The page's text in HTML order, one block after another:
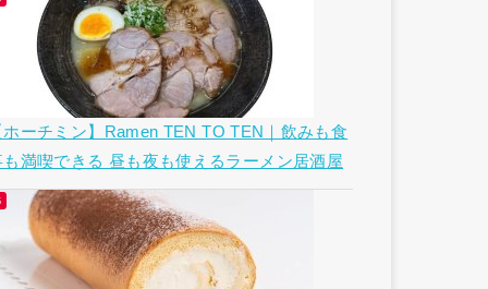
ホーチミン】Ramen TEN TO TEN｜飲みも食
も満喫できる 昼も夜も使えるラーメン居酒屋